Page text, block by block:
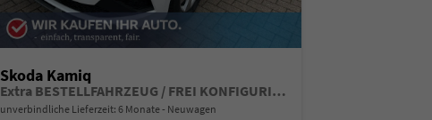
Skoda Kamiq
Extra BESTELLFAHRZEUG / FREI KONFIGURIERBAR
unverbindliche Lieferzeit:6 Monate Neuwagen